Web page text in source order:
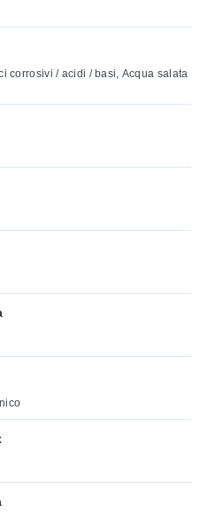
corrosivi / acidi / basi, Acqua salata